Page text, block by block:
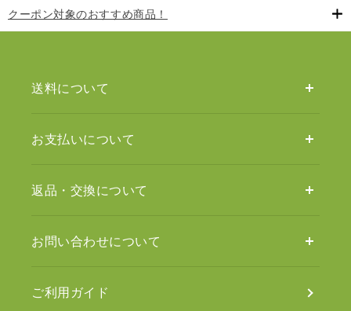
クーポン対象のおすすめ商品！
送料について
お支払いについて
返品・交換について
お問い合わせについて
ご利用ガイド